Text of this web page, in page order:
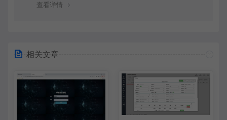
查看详情
相关文章